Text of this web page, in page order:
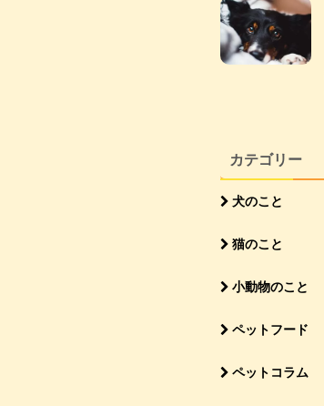
カテゴリー
犬のこと
猫のこと
小動物のこと
ペットフード
ペットコラム